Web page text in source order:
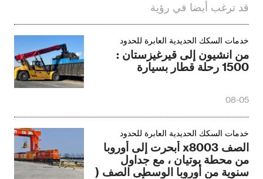
قد ترغب أيضا في رؤية
خدمات السكك الحديدية العابرة للحدود
من انشيون إلى قيرغيزستان :
1500 رحلة قطار بسيارة
08-05
خدمات السكك الحديدية العابرة للحدود
الصف x8003 أبحرت إلى أوروبا
من محطة بوتيان ، مع جداول
سنوية من أوروبا الوسطى الصف (